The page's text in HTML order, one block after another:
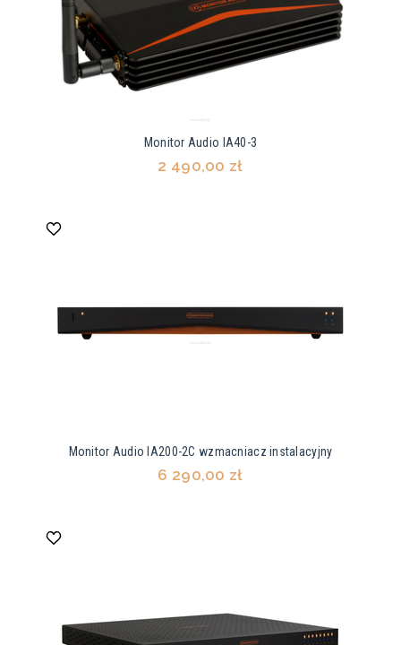
Monitor Audio IA40-3
2 490,00 zł
Monitor Audio IA200-2C wzmacniacz instalacyjny
6 290,00 zł